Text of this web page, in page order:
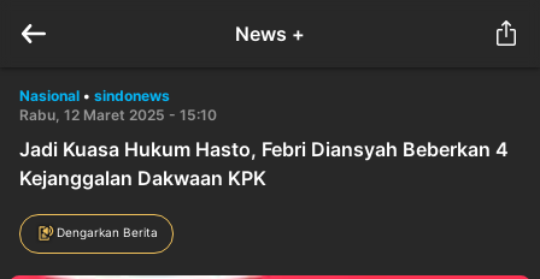
News +
Nasional • sindonews
Rabu, 12 Maret 2025 - 15:10
Jadi Kuasa Hukum Hasto, Febri Diansyah Beberkan 4
Kejanggalan Dakwaan KPK
Dengarkan Berita